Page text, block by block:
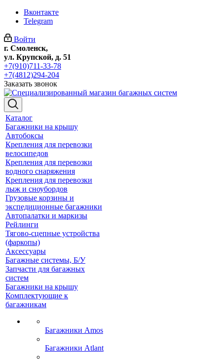
Вконтакте
Telegram
Войти
г. Смоленск,
ул. Крупской, д. 51
+7(910)711-33-78
+7(4812)294-204
Заказать звонок
Каталог
Багажники на крышу
Автобоксы
Крепления для перевозки
велосипедов
Крепления для перевозки
водного снаряжения
Крепления для перевозки
лыж и сноубордов
Грузовые корзины и
экспедиционные багажники
Автопалатки и маркизы
Рейлинги
Тягово-сцепные устройства
(фаркопы)
Аксессуары
Багажные системы, Б/У
Запчасти для багажных
систем
Багажники на крышу
Комплектующие к
багажникам
Багажники Amos
Багажники Atlant